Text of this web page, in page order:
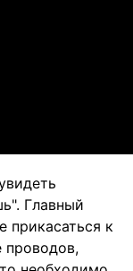
Главный
прикасаться к
проводов,